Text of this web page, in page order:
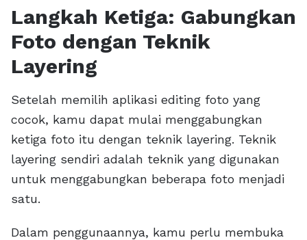
Langkah Ketiga: Gabungkan
Foto dengan Teknik
Layering
Setelah memilih aplikasi editing foto yang
cocok, kamu dapat mulai menggabungkan
ketiga foto itu dengan teknik layering. Teknik
layering sendiri adalah teknik yang digunakan
untuk menggabungkan beberapa foto menjadi
satu.
Dalam penggunaannya, kamu perlu membuka